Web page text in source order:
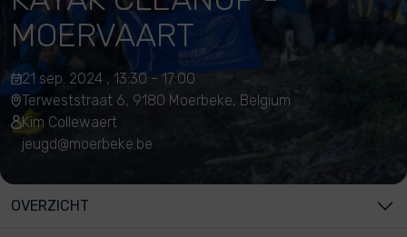
MOERVAART
21 sep. 2024 , 13:30 - 17:00
Terweststraat 6, 9180 Moerbeke, Belgium
Kim Collewaert
jeugd@moerbeke.be
OVERZICHT